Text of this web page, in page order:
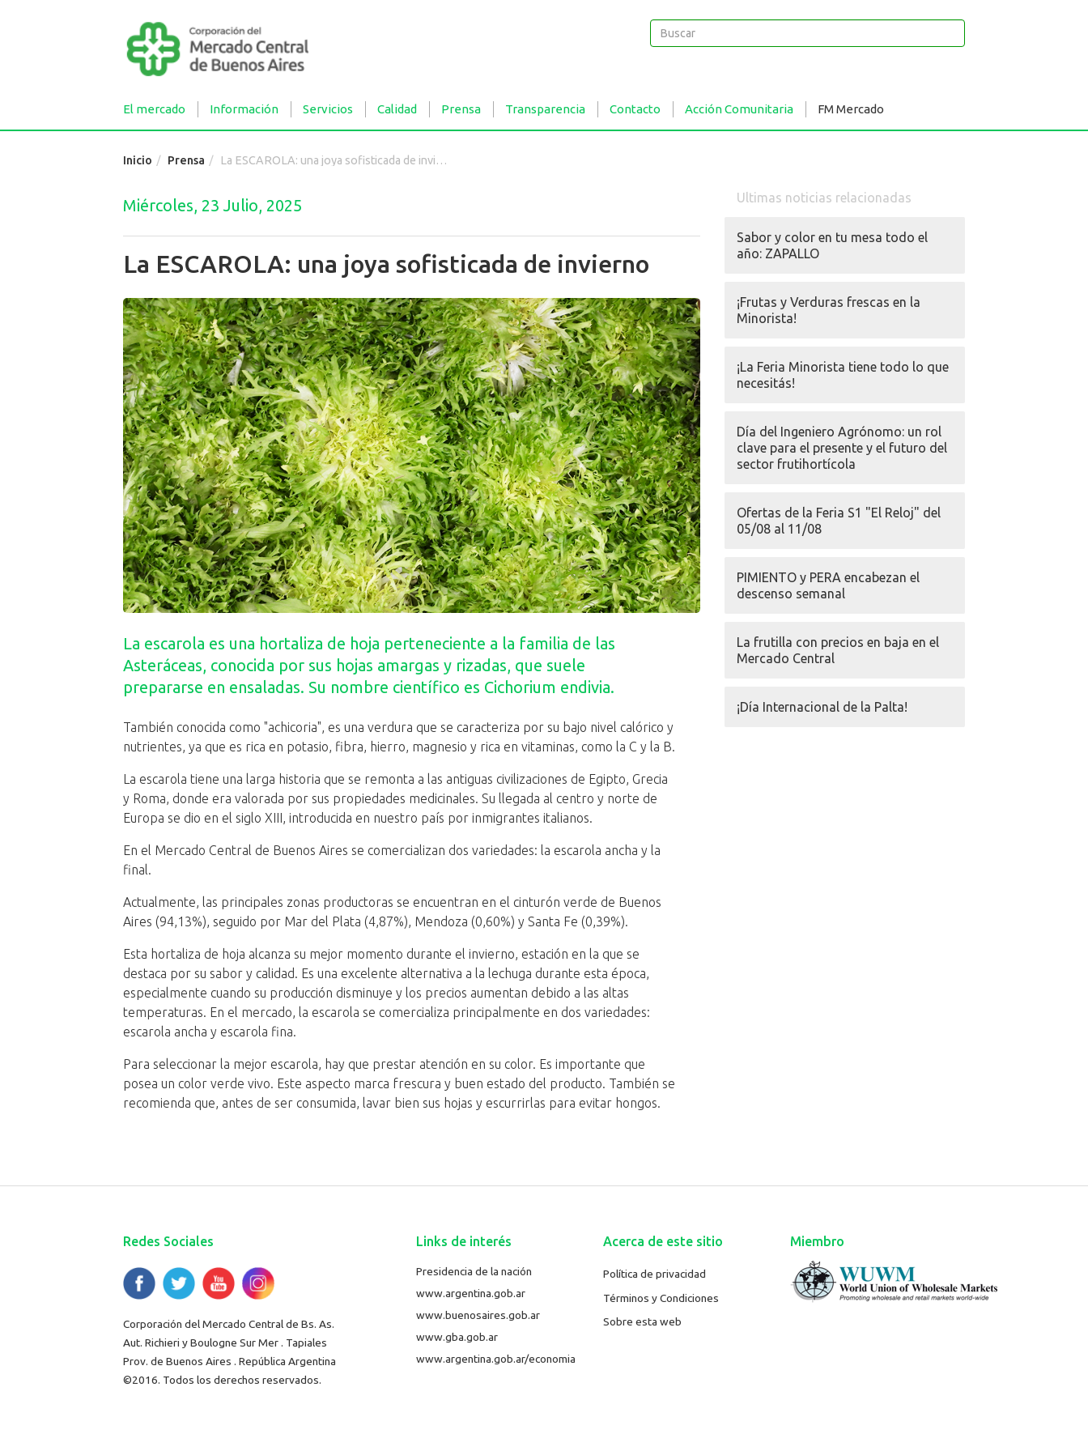
Buscar
Buscar
El mercado Información Servicios Calidad Prensa Transparencia Contacto Acción Comunitaria FM Mercado
Inicio Prensa La ESCAROLA: una joya sofisticada de invierno
Miércoles, 23 Julio, 2025
La ESCAROLA: una joya sofisticada de invierno
La escarola es una hortaliza de hoja perteneciente a la familia de las
Asteráceas, conocida por sus hojas amargas y rizadas, que suele
prepararse en ensaladas. Su nombre científico es Cichorium endivia.
También conocida como "achicoria", es una verdura que se caracteriza por su bajo nivel calórico y
nutrientes, ya que es rica en potasio, fibra, hierro, magnesio y rica en vitaminas, como la C y la B.
La escarola tiene una larga historia que se remonta a las antiguas civilizaciones de Egipto, Grecia
y Roma, donde era valorada por sus propiedades medicinales. Su llegada al centro y norte de
Europa se dio en el siglo XIII, introducida en nuestro país por inmigrantes italianos.
En el Mercado Central de Buenos Aires se comercializan dos variedades: la escarola ancha y la
final.
Actualmente, las principales zonas productoras se encuentran en el cinturón verde de Buenos
Aires (94,13%), seguido por Mar del Plata (4,87%), Mendoza (0,60%) y Santa Fe (0,39%).
Esta hortaliza de hoja alcanza su mejor momento durante el invierno, estación en la que se
destaca por su sabor y calidad. Es una excelente alternativa a la lechuga durante esta época,
especialmente cuando su producción disminuye y los precios aumentan debido a las altas
temperaturas. En el mercado, la escarola se comercializa principalmente en dos variedades:
escarola ancha y escarola fina.
Para seleccionar la mejor escarola, hay que prestar atención en su color. Es importante que
posea un color verde vivo. Este aspecto marca frescura y buen estado del producto. También se
recomienda que, antes de ser consumida, lavar bien sus hojas y escurrirlas para evitar hongos.
Ultimas noticias relacionadas
Sabor y color en tu mesa todo el
año: ZAPALLO
¡Frutas y Verduras frescas en la
Minorista!
¡La Feria Minorista tiene todo lo que
necesitás!
Día del Ingeniero Agrónomo: un rol
clave para el presente y el futuro del
sector frutihortícola
Ofertas de la Feria S1 "El Reloj" del
05/08 al 11/08
PIMIENTO y PERA encabezan el
descenso semanal
La frutilla con precios en baja en el
Mercado Central
¡Día Internacional de la Palta!
Redes Sociales
Corporación del Mercado Central de Bs. As.
Aut. Richieri y Boulogne Sur Mer . Tapiales
Prov. de Buenos Aires . República Argentina
©2016. Todos los derechos reservados.
Links de interés
Presidencia de la nación
www.argentina.gob.ar
www.buenosaires.gob.ar
www.gba.gob.ar
www.argentina.gob.ar/economia
Acerca de este sitio
Política de privacidad
Términos y Condiciones
Sobre esta web
Miembro